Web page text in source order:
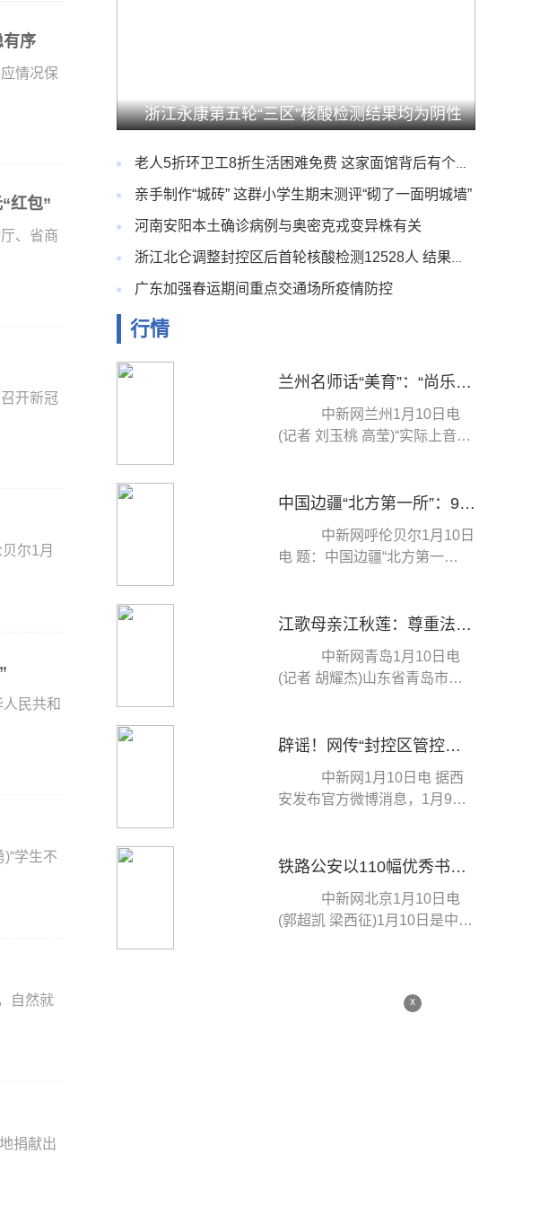
有序
情况保
红包”
、省商
开新冠
尔1月
民共和
学生不
自然就
浙江永康第五轮“三区”核酸检测结果均为阴性
老人5折环卫工8折生活困难免费 这家面馆背后有个暖心事
亲手制作“城砖” 这群小学生期末测评“砌了一面明城墙”
河南安阳本土确诊病例与奥密克戎变异株有关
浙江北仑调整封控区后首轮核酸检测12528人 结果均为阴性
广东加强春运期间重点交通场所疫情防控
行情
兰州名师话“美育”：“尚乐立人”分层培优 以“美”润教
中新网兰州1月10日电
(记者 刘玉桃 高莹)“实际上音乐
中国边疆“北方第一所”：9名民警守护“生命禁区”
中新网呼伦贝尔1月10日
电 题：中国边疆“北方第一
江歌母亲江秋莲：尊重法院判决，法律认定在我意料之中
中新网青岛1月10日电
(记者 胡耀杰)山东省青岛市城
辟谣！网传“封控区管控区相继解封”通知并非西安
中新网1月10日电 据西
安发布官方微博消息，1月9
铁路公安以110幅优秀书画作品庆祝人民警察节
中新网北京1月10日电
(郭超凯 梁西征)1月10日是中国
x